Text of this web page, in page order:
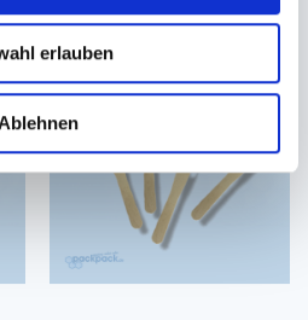
erlauben
Ablehnen
In den Warenkorb